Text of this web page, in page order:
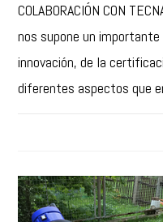
COLABORACIÓN CON
nos supone un
innovación, de la
diferentes aspectos que